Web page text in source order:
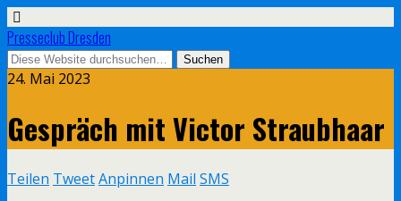
Presseclub Dresden
24. Mai 2023
Gespräch mit Victor Straubhaar
Teilen TweetAnpinnen Mail SMS